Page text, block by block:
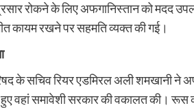
रोकने के लिए अफगानिस्तान को मदद
कायम रखने पर सहमति व्यक्त की गई।
के सचिव रियर एडमिरल अली शमखानी
वहां समावेशी सरकार की वकालत की। रूस